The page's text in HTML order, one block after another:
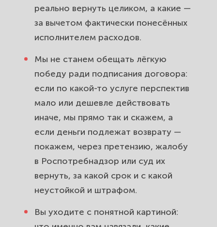
реально вернуть целиком, а какие —
за вычетом фактически понесённых
исполнителем расходов.
Мы не станем обещать лёгкую
победу ради подписания договора:
если по какой-то услуге перспектив
мало или дешевле действовать
иначе, мы прямо так и скажем, а
если деньги подлежат возврату —
покажем, через претензию, жалобу
в Роспотребнадзор или суд их
вернуть, за какой срок и с какой
неустойкой и штрафом.
Вы уходите с понятной картиной: